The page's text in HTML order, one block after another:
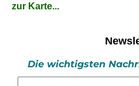
zur Karte...
Die wichtigsten